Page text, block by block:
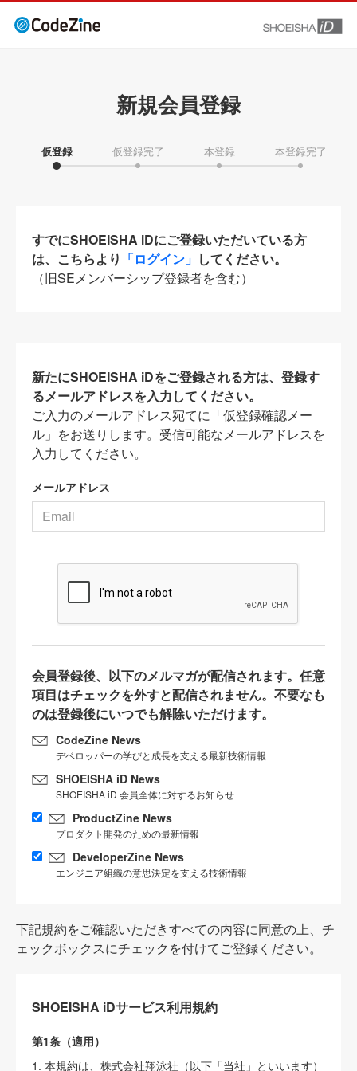
新規会員登録
仮登録 仮登録完了 本登録 本登録完了
すでにSHOEISHA iDにご登録いただいている方
は、こちらより 「ログイン」 してください。
（旧SEメンバーシップ登録者を含む）
新たにSHOEISHA iDをご登録される方は、登録す
るメールアドレスを入力してください。
ご入力のメールアドレス宛てに「仮登録確認メー
ル」をお送りします。受信可能なメールアドレスを
入力してください。
メールアドレス
会員登録後、以下のメルマガが配信されます。任意
項目はチェックを外すと配信されません。不要なも
のは登録後にいつでも解除いただけます。
CodeZine News
デベロッパーの学びと成長を支える最新技術情報
SHOEISHA iD News
SHOEISHA iD 会員全体に対するお知らせ
ProductZine News
プロダクト開発のための最新情報
DeveloperZine News
エンジニア組織の意思決定を支える技術情報
下記規約をご確認いただきすべての内容に同意の上、チ
ェックボックスにチェックを付けてご登録ください。
SHOEISHA iDサービス利用規約
第1条（適用）
1. 本規約は、株式会社翔泳社（以下「当社」といいます）